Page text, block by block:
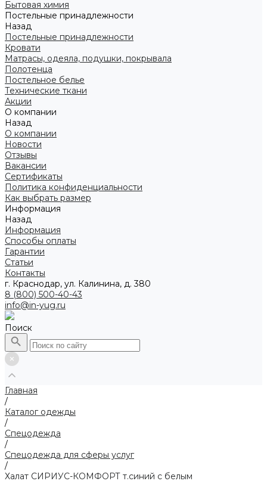
Бытовая химия
Постельные принадлежности
Назад
Постельные принадлежности
Кровати
Матрасы, одеяла, подушки, покрывала
Полотенца
Постельное белье
Технические ткани
Акции
О компании
Назад
О компании
Новости
Отзывы
Вакансии
Сертификаты
Политика конфиденциальности
Как выбрать размер
Информация
Назад
Информация
Способы оплаты
Гарантии
Статьи
Контакты
г. Краснодар, ул. Калинина, д. 380
8 (800) 500-40-43
info@in-yug.ru
Поиск
Главная
/
Каталог одежды
/
Спецодежда
/
Спецодежда для сферы услуг
/
Халат СИРИУС-КОМФОРТ т.синий с белым